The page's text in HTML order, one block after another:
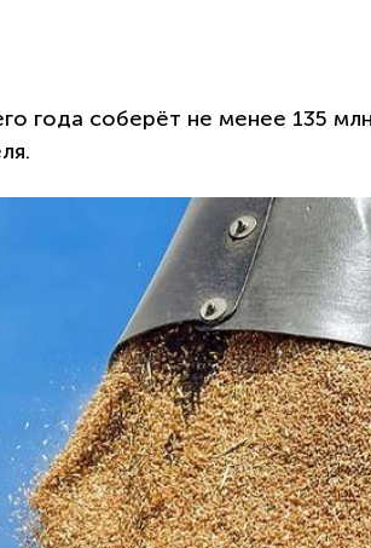
года соберёт не менее 135